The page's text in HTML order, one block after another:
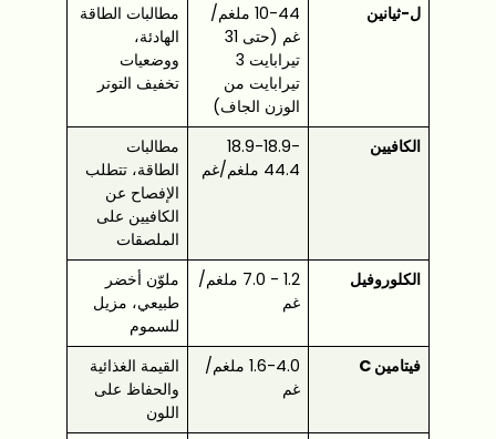
ل-ثيانين
10-44 ملغم/
غم (حتى 31
تيرابايت 3
تيرابايت من
الوزن الجاف)
مطالبات الطاقة
الهادئة،
ووضعيات
تخفيف التوتر
الكافيين
18.9-18.9-
44.4 ملغم/غم
مطالبات
الطاقة، تتطلب
الإفصاح عن
الكافيين على
الملصقات
الكلوروفيل
1.2 - 7.0 ملغم/
غم
ملوّن أخضر
طبيعي، مزيل
للسموم
فيتامين C
1.6-4.0 ملغم/
غم
القيمة الغذائية
والحفاظ على
اللون